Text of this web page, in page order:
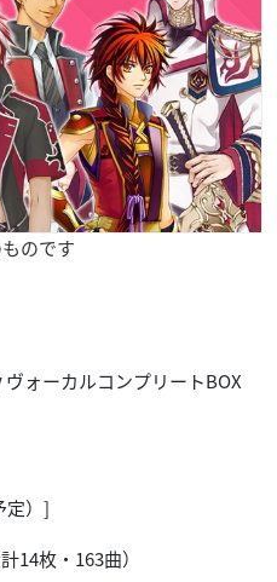
のです
ォーカルコンプリートBOX
定）]
14枚・163曲）